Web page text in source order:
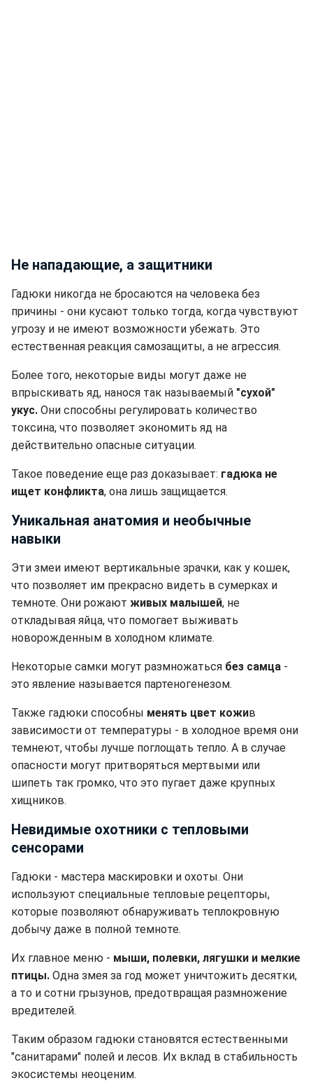
Не нападающие, а защитники
Гадюки никогда не бросаются на человека без
причины - они кусают только тогда, когда чувствуют
угрозу и не имеют возможности убежать. Это
естественная реакция самозащиты, а не агрессия.
Более того, некоторые виды могут даже не
впрыскивать яд, нанося так называемый "сухой"
укус. Они способны регулировать количество
токсина, что позволяет экономить яд на
действительно опасные ситуации.
Такое поведение еще раз доказывает: гадюка не
ищет конфликта, она лишь защищается.
Уникальная анатомия и необычные
навыки
Эти змеи имеют вертикальные зрачки, как у кошек,
что позволяет им прекрасно видеть в сумерках и
темноте. Они рожают живых малышей, не
откладывая яйца, что помогает выживать
новорожденным в холодном климате.
Некоторые самки могут размножаться без самца -
это явление называется партеногенезом.
Также гадюки способны менять цвет кожив
зависимости от температуры - в холодное время они
темнеют, чтобы лучше поглощать тепло. А в случае
опасности могут притворяться мертвыми или
шипеть так громко, что это пугает даже крупных
хищников.
Невидимые охотники с тепловыми
сенсорами
Гадюки - мастера маскировки и охоты. Они
используют специальные тепловые рецепторы,
которые позволяют обнаруживать теплокровную
добычу даже в полной темноте.
Их главное меню - мыши, полевки, лягушки и мелкие
птицы. Одна змея за год может уничтожить десятки,
а то и сотни грызунов, предотвращая размножение
вредителей.
Таким образом гадюки становятся естественными
"санитарами" полей и лесов. Их вклад в стабильность
экосистемы неоценим.